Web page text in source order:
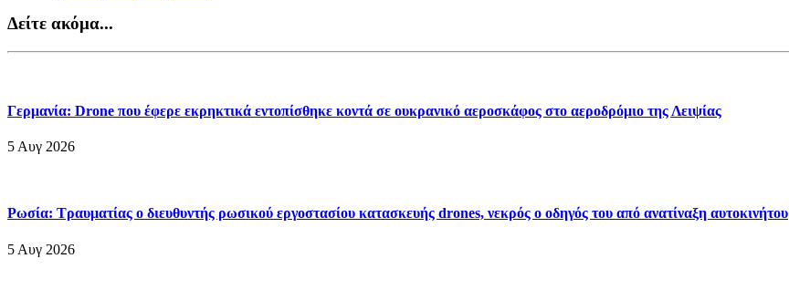
Δείτε ακόμα...
Γερμανία: Drone που έφερε εκρηκτικά εντοπίσθηκε κοντά σε ουκρανικό αεροσκάφος στο αεροδρόμιο της Λειψίας
5 Αυγ 2026
Ρωσία: Τραυματίας ο διευθυντής ρωσικού εργοστασίου κατασκευής drones, νεκρός ο οδηγός του από ανατίναξη αυτοκινήτου
5 Αυγ 2026